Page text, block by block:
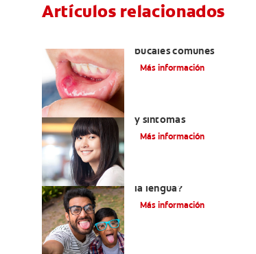
Artículos relacionados
bucales comunes
Más información
y síntomas
Más información
la lengua?
Más información